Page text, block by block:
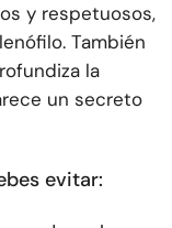
y respetuosos,
También
la
un secreto
evitar: